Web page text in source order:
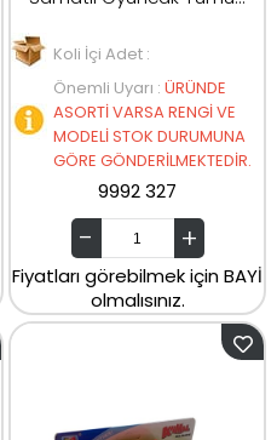
Koli İçi Adet :
Önemli Uyarı : ÜRÜNDE
ASORTİ VARSA RENGİ VE
MODELİ STOK DURUMUNA
GÖRE GÖNDERİLMEKTEDİR.
9992 327
Fiyatları görebilmek için BAYİ
olmalısınız.